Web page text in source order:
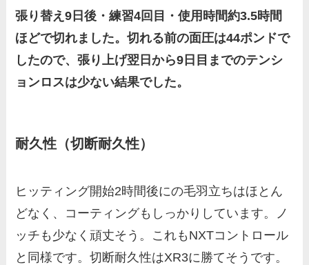
張り替え9日後・練習4回目・使用時間約3.5時間
ほどで切れました。切れる前の面圧は44ポンドで
したので、張り上げ翌日から9日目までのテンシ
ョンロスは少ない結果でした。
耐久性（切断耐久性）
ヒッティング開始2時間後にの毛羽立ちはほとん
どなく、コーティングもしっかりしています。ノ
ッチも少なく頑丈そう。これもNXTコントロール
と同様です。切断耐久性はXR3に勝てそうです。